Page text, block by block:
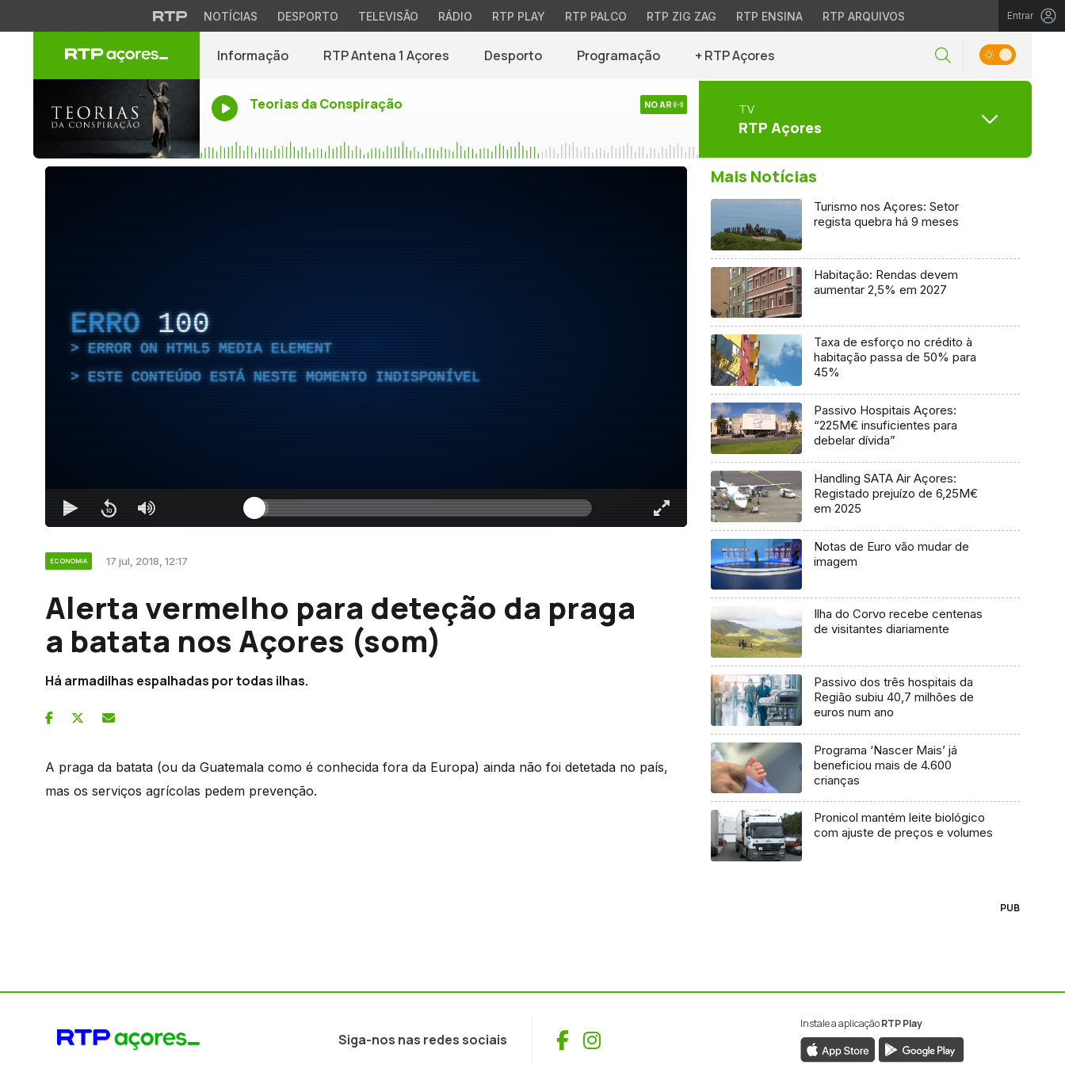
NOTÍCIAS DESPORTO TELEVISÃO RÁDIO RTP PLAY RTP PALCO RTP ZIG ZAG RTP ENSINA RTP ARQUIVOS Entrar
Informação RTP Antena 1 Açores Desporto Programação + RTP Açores
Teorias da Conspiração NO AR TV
RTP Açores
ERRO 100
ERROR ON HTML5 MEDIA ELEMENT
ESTE CONTEÚDO ESTÁ NESTE MOMENTO INDISPONÍVEL
ECONOMIA 17 jul, 2018, 12:17
Alerta vermelho para deteção da praga
a batata nos Açores (som)
Há armadilhas espalhadas por todas ilhas.
A praga da batata (ou da Guatemala como é conhecida fora da Europa) ainda não foi detetada no país,
mas os serviços agrícolas pedem prevenção.
Mais Notícias
Turismo nos Açores: Setor
regista quebra há 9 meses
Habitação: Rendas devem
aumentar 2,5% em 2027
Taxa de esforço no crédito à
habitação passa de 50% para
45%
Passivo Hospitais Açores:
“225M€ insuficientes para
debelar dívida”
Handling SATA Air Açores:
Registado prejuízo de 6,25M€
em 2025
Notas de Euro vão mudar de
imagem
Ilha do Corvo recebe centenas
de visitantes diariamente
Passivo dos três hospitais da
Região subiu 40,7 milhões de
euros num ano
Programa ‘Nascer Mais’ já
beneficiou mais de 4.600
crianças
Pronicol mantém leite biológico
com ajuste de preços e volumes
PUB
Siga-nos nas redes sociais Facebook
Instagram
Instale a aplicaçãoRTP Play